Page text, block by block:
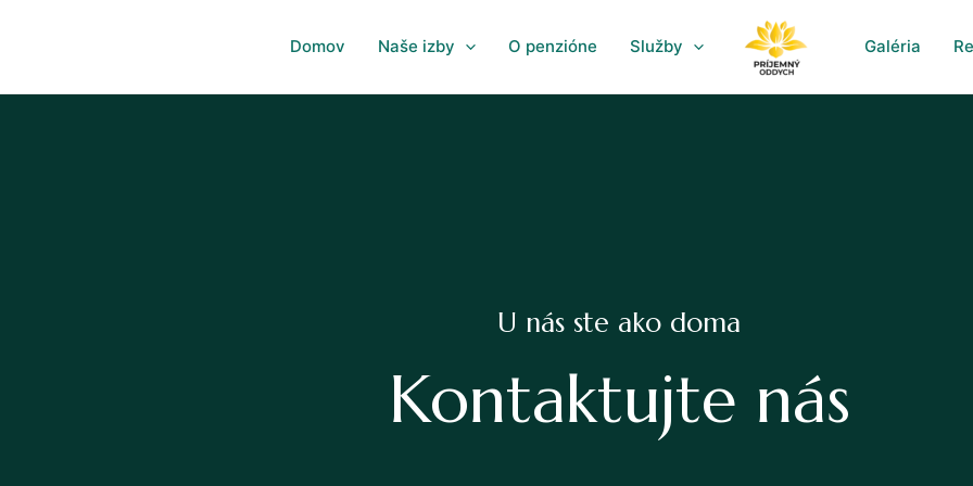
Domov Naše izby O penzióne Služby Galéria
U nás ste ako doma
Kontaktujte nás